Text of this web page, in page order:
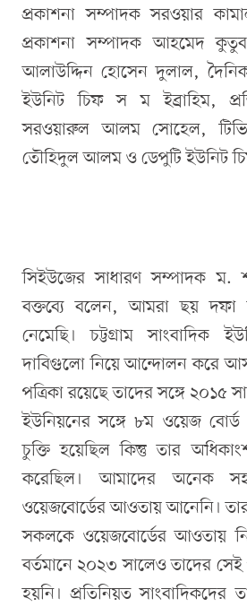
প্রকাশনা সম্পাদক সরওয়ার
প্রকাশনা সম্পাদক আহমেদ কুতুব,
আলাউদ্দিন হোসেন দুলাল,
ইউনিট চিফ স ম ইব্রাহিম,
সরওয়ারুল আলম সোহেল,
তৌহিদুল আলম ও ডেপুটি ইউনিট
সিইউজের সাধারণ সম্পাদক ম.
বক্তব্যে বলেন, আমরা ছয় দফা
নেমেছি। চট্টগ্রাম সাংবাদিক
দাবিগুলো নিয়ে আন্দোলন করে
পত্রিকা রয়েছে তাদের সঙ্গে ২০১৫
ইউনিয়নের সঙ্গে ৮ম ওয়েজ বোর্ড
চুক্তি হয়েছিল কিন্তু তার
করেছিল। আমাদের অনেক
ওয়েজবোর্ডের আওতায় আনেনি।
সকলকে ওয়েজবোর্ডের আওতায়
বর্তমানে ২০২৩ সালেও তাদের
হয়নি। প্রতিনিয়ত সাংবাদিকদের